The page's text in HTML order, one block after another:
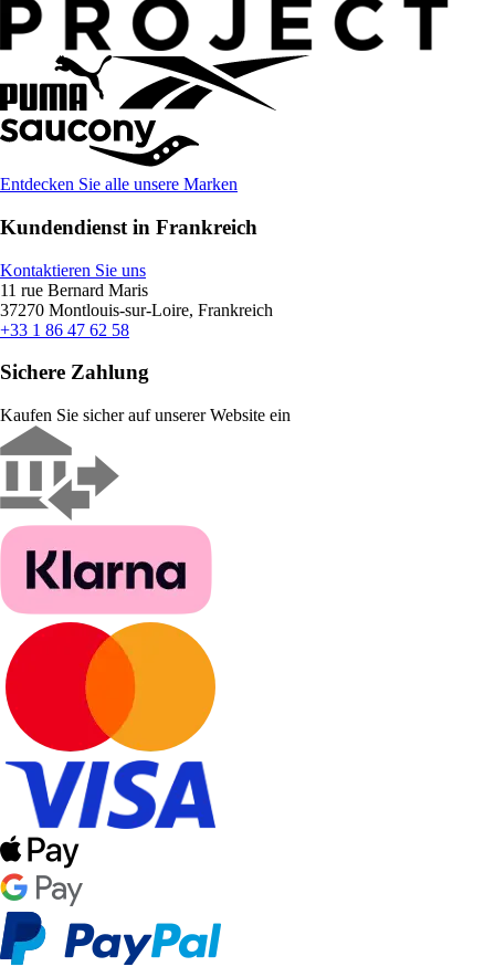
Entdecken Sie alle unsere Marken
Kundendienst in Frankreich
Kontaktieren Sie uns
11 rue Bernard Maris
37270 Montlouis-sur-Loire, Frankreich
+33 1 86 47 62 58
Sichere Zahlung
Kaufen Sie sicher auf unserer Website ein